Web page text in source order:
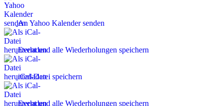
An Yahoo Kalender senden
Event und alle Wiederholungen speichern
iCal-Datei speichern
Event und alle Wiederholungen speichern